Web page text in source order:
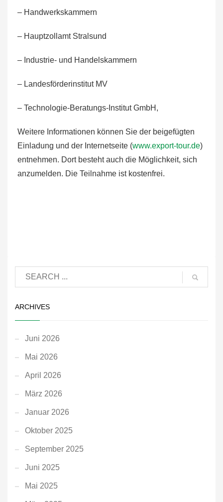
– Handwerkskammern
– Hauptzollamt Stralsund
– Industrie- und Handelskammern
– Landesförderinstitut MV
– Technologie-Beratungs-Institut GmbH,
Weitere Informationen können Sie der beigefügten
Einladung und der Internetseite (www.export-tour.de)
entnehmen. Dort besteht auch die Möglichkeit, sich
anzumelden. Die Teilnahme ist kostenfrei.
ARCHIVES
Juni 2026
Mai 2026
April 2026
März 2026
Januar 2026
Oktober 2025
September 2025
Juni 2025
Mai 2025